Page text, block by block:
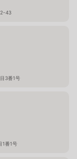
2-43
3番1号
1番1号